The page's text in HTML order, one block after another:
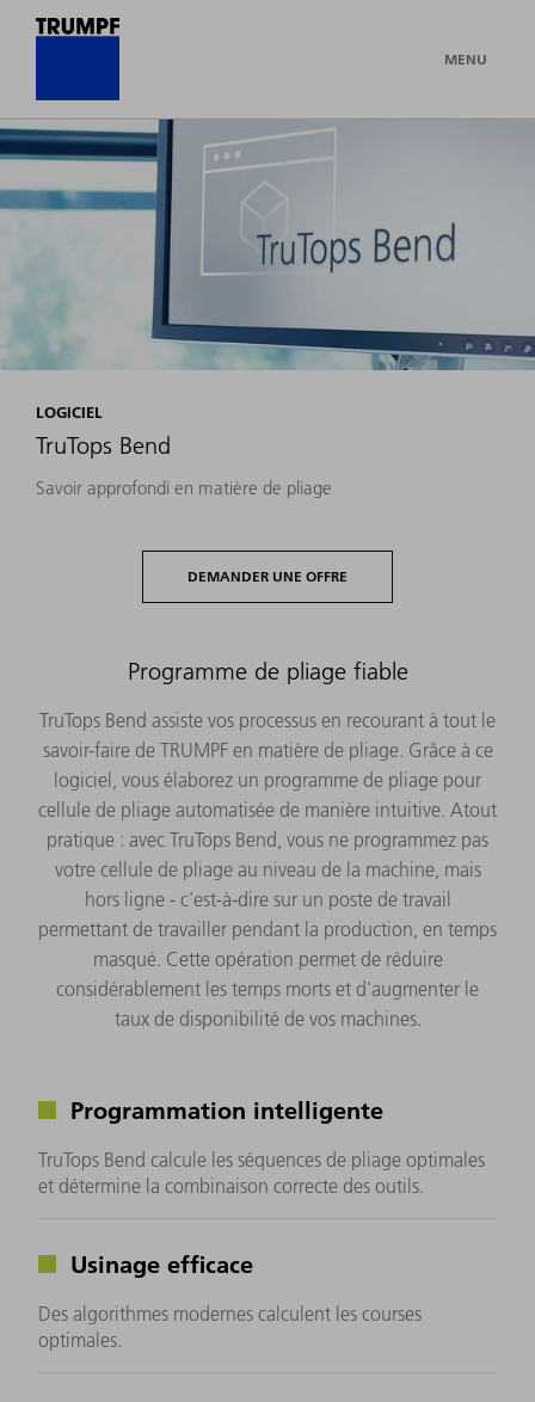
MENU
LOGICIEL
TruTops Bend
Savoir approfondi en matière de pliage
DEMANDER UNE OFFRE
Programme de pliage fiable
TruTops Bend assiste vos processus en recourant à tout le
savoir-faire de TRUMPF en matière de pliage. Grâce à ce
logiciel, vous élaborez un programme de pliage pour
cellule de pliage automatisée de manière intuitive. Atout
pratique : avec TruTops Bend, vous ne programmez pas
votre cellule de pliage au niveau de la machine, mais
hors ligne - c'est-à-dire sur un poste de travail
permettant de travailler pendant la production, en temps
masqué. Cette opération permet de réduire
considérablement les temps morts et d'augmenter le
taux de disponibilité de vos machines.
Programmation intelligente
TruTops Bend calcule les séquences de pliage optimales
et détermine la combinaison correcte des outils.
Usinage efficace
Des algorithmes modernes calculent les courses
optimales.